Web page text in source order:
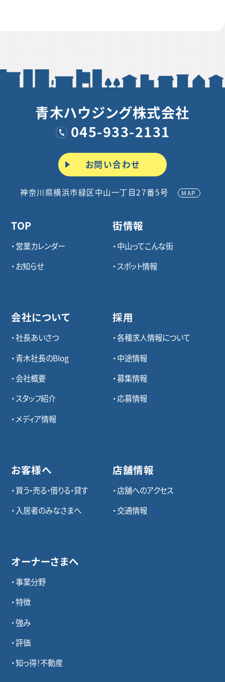
青木ハウジング株式会社
045-933-2131
お問い合わせ
神奈川県横浜市緑区中山一丁目27番5号 MAP
TOP
営業カレンダー
お知らせ
会社について
社長あいさつ
青木社長のBlog
会社概要
スタッフ紹介
メディア情報
お客様へ
買う・売る・借りる・貸す
入居者のみなさまへ
オーナーさまへ
事業分野
特徴
強み
評価
知っ得！不動産
街情報
中山ってこんな街
スポット情報
採用
各種求⼈情報について
中途情報
募集情報
応募情報
店舗情報
店舗へのアクセス
交通情報